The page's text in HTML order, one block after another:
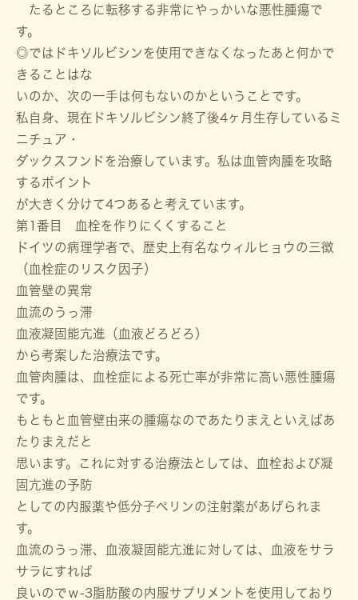
たるところに転移する非常にやっかいな悪性腫瘍で
す。
◎ではドキソルビシンを使用できなくなったあと何かで
きることはな
いのか、次の一手は何もないのかということです。
私自身、現在ドキソルビシン終了後4ヶ月生存しているミ
ニチュア・
ダックスフンドを治療しています。私は血管肉腫を攻略
するポイント
が大きく分けて4つあると考えています。
第1番目 血栓を作りにくくすること
ドイツの病理学者で、歴史上有名なウィルヒョウの三徴
（血栓症のリスク因子）
血管壁の異常
血流のうっ滞
血液凝固能亢進（血液どろどろ）
から考案した治療法です。
血管肉腫は、血栓症による死亡率が非常に高い悪性腫瘍
です。
もともと血管壁由来の腫瘍なのであたりまえといえばあ
たりまえだと
思います。これに対する治療法としては、血栓および凝
固亢進の予防
としての内服薬や低分子ペリンの注射薬があげられま
す。
血流のうっ滞、血液凝固能亢進に対しては、血液をサラ
サラにすれば
良いのでｗ-3脂肪酸の内服サプリメントを使用しており